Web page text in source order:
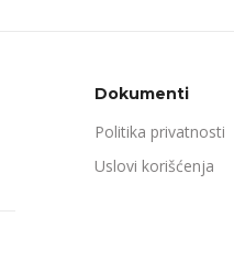
Dokumenti
Politika privatnosti
Uslovi korišćenja